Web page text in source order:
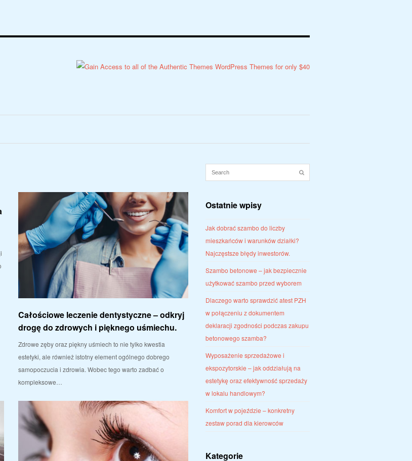
Całościowe leczenie dentystyczne – odkryj
drogę do zdrowych i pięknego uśmiechu.
Zdrowe zęby oraz piękny uśmiech to nie tylko kwestia
estetyki, ale również istotny element ogólnego dobrego
samopoczucia i zdrowia. Wobec tego warto zadbać o
kompleksowe…
Ostatnie wpisy
Jak dobrać szambo do liczby
mieszkańców i warunków działki?
Najczęstsze błędy inwestorów.
Szambo betonowe – jak bezpiecznie
użytkować szambo przed wyborem
Dlaczego warto sprawdzić atest PZH
w połączeniu z dokumentem
deklaracji zgodności podczas zakupu
betonowego szamba?
Wyposażenie sprzedażowe i
ekspozytorskie – jak oddziałują na
estetykę oraz efektywność sprzedaży
w lokalu handlowym?
Komfort w pojeździe – konkretny
zestaw porad dla kierowców
Kategorie